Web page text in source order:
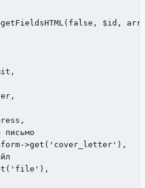
$id,
письмо
>get('cover_letter'),